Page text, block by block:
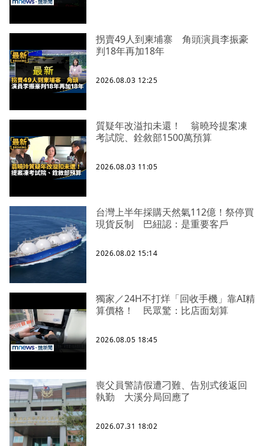
拐賣49人到柬埔寨 角頭演員李振豪
判18年再加18年
2026.08.03 12:25
質疑年改溢扣未還！ 翁曉玲提案凍
考試院、銓敘部1500萬預算
2026.08.03 11:05
台灣上半年採購天然氣112億！祭停買
現貨反制 巴紐認：是重要客戶
2026.08.02 15:14
獨家／24H不打烊「回收手機」靠AI精
算價格！ 民眾驚：比店面划算
2026.08.05 18:45
喪父員警請假遭刁難、告別式後返回
執勤 大溪分局回應了
2026.07.31 18:02